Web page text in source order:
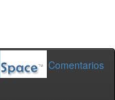
Comentarios